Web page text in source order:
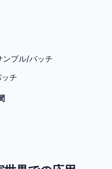
ンプル/バッチ
チ